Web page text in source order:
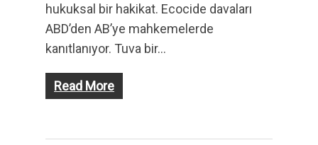
hukuksal bir hakikat. Ecocide davaları
ABD’den AB’ye mahkemelerde
kanıtlanıyor. Tuva bir…
Read More